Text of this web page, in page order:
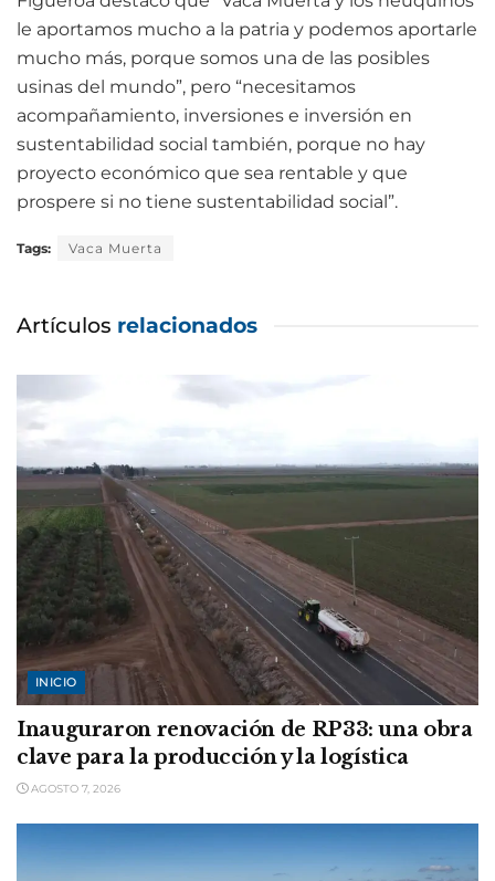
le aportamos mucho a la patria y podemos aportarle
mucho más, porque somos una de las posibles
usinas del mundo”, pero “necesitamos
acompañamiento, inversiones e inversión en
sustentabilidad social también, porque no hay
proyecto económico que sea rentable y que
prospere si no tiene sustentabilidad social”.
Tags: Vaca Muerta
Artículos relacionados
INICIO
Inauguraron renovación de RP33: una obra
clave para la producción y la logística
AGOSTO 7, 2026